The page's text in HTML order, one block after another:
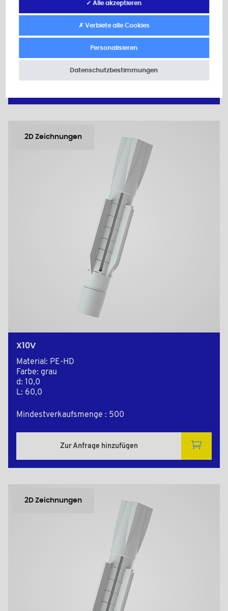
Mindestverkaufsmenge : 1000
Zur Anfrage hinzufügen
2D Zeichnungen
X10V
Material: PE-HD
Farbe: grau
d: 10,0
L: 60,0
Mindestverkaufsmenge : 500
Zur Anfrage hinzufügen
2D Zeichnungen
✓ Alle akzeptieren
✗ Verbiete alle Cookies
Personalisieren
Datenschutzbestimmungen